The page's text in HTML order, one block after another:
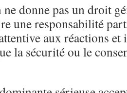
donne pas un droit
une responsabilité
aux réactions
la sécurité ou le